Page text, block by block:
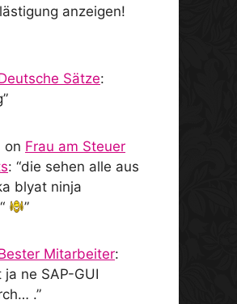
anzeigen!
Sätze:
”
on Frau am Steuer
: “die sehen alle aus
blyat ninja
”
Mitarbeiter:
ne SAP-GUI
.”